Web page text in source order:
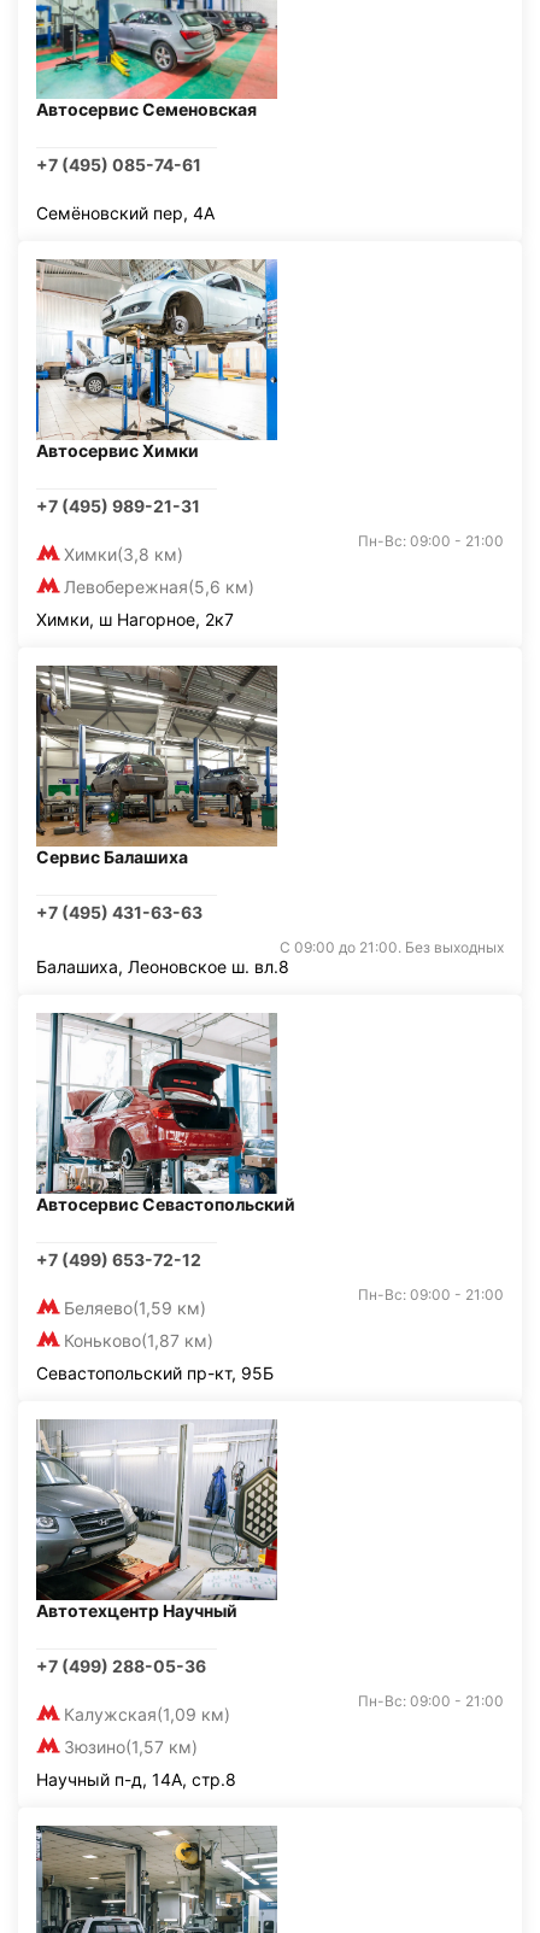
Автосервис Семеновская
+7 (495) 085-74-61
Семёновский пер, 4А
Автосервис Химки
+7 (495) 989-21-31
Химки(3,8 км)
Левобережная(5,6 км)
Пн-Вс: 09:00 - 21:00
Химки, ш Нагорное, 2к7
Сервис Балашиха
+7 (495) 431-63-63
С 09:00 до 21:00. Без выходных
Балашиха, Леоновское ш. вл.8
Автосервис Севастопольский
+7 (499) 653-72-12
Беляево(1,59 км)
Коньково(1,87 км)
Пн-Вс: 09:00 - 21:00
Севастопольский пр-кт, 95Б
Автотехцентр Научный
+7 (499) 288-05-36
Калужская(1,09 км)
Зюзино(1,57 км)
Пн-Вс: 09:00 - 21:00
Научный п-д, 14А, стр.8